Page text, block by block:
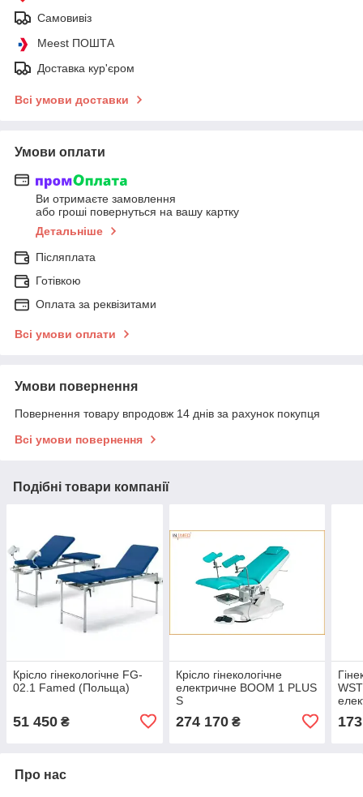
Самовивіз
Meest ПОШТА
Доставка кур'єром
Всі умови доставки
Умови оплати
Ви отримаєте замовлення
або гроші повернуться на вашу картку
Детальніше
Післяплата
Готівкою
Оплата за реквізитами
Всі умови оплати
Умови повернення
Повернення товару впродовж 14 днів за рахунок покупця
Всі умови повернення
Подібні товари компанії
Крісло гінекологічне FG-
02.1 Famed (Польща)
51 450 ₴
Крісло гінекологічне
електричне BOOM 1 PLUS
S
274 170₴
Про нас